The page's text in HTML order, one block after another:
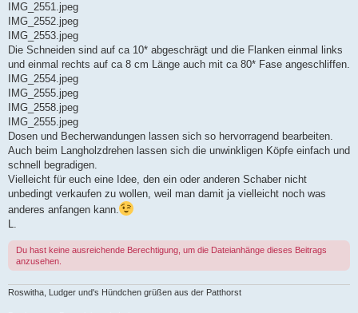
IMG_2551.jpeg
IMG_2552.jpeg
IMG_2553.jpeg
Die Schneiden sind auf ca 10* abgeschrägt und die Flanken einmal links
und einmal rechts auf ca 8 cm Länge auch mit ca 80* Fase angeschliffen.
IMG_2554.jpeg
IMG_2555.jpeg
IMG_2558.jpeg
IMG_2555.jpeg
Dosen und Becherwandungen lassen sich so hervorragend bearbeiten.
Auch beim Langholzdrehen lassen sich die unwinkligen Köpfe einfach und
schnell begradigen.
Vielleicht für euch eine Idee, den ein oder anderen Schaber nicht
unbedingt verkaufen zu wollen, weil man damit ja vielleicht noch was
anderes anfangen kann.
L.
Du hast keine ausreichende Berechtigung, um die Dateianhänge dieses Beitrags
anzusehen.
Roswitha, Ludger und's Hündchen grüßen aus der Patthorst